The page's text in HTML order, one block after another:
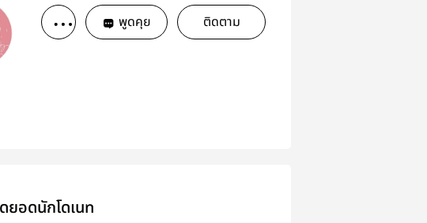
พูดคุย ติดตาม
ยอดนักโดเนท